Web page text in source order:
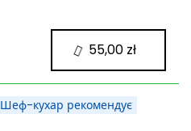
Шеф-кухар рекомендує